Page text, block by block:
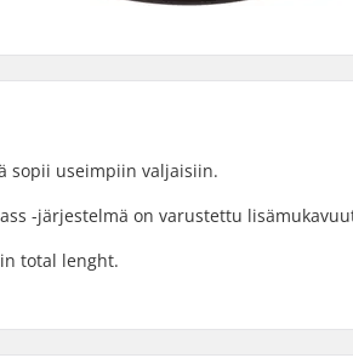
sopii useimpiin valjaisiin.
-järjestelmä on varustettu
total lenght.